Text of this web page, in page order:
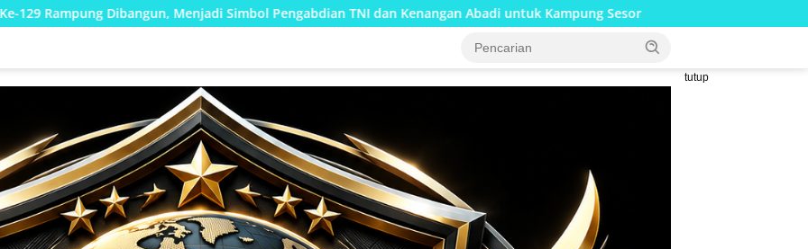
Simbol Pengabdian TNI dan Kenangan Abadi untuk Kampung Sesor Kolaborasi Lanud Sjamsudin Noor dan BRI
tutup